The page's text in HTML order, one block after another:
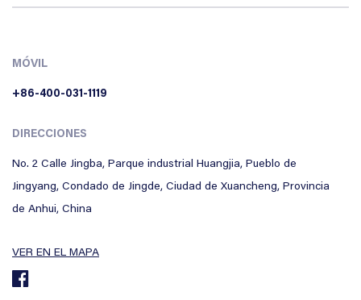
MÓVIL
+86-400-031-1119
DIRECCIONES
No. 2 Calle Jingba, Parque industrial Huangjia, Pueblo de
Jingyang, Condado de Jingde, Ciudad de Xuancheng, Provincia
de Anhui, China
VER EN EL MAPA